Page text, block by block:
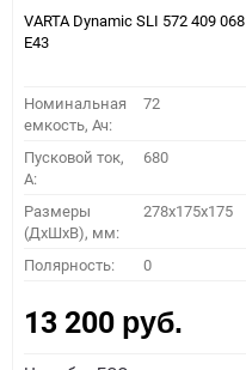
VARTA Dynamic SLI 572 409 068
E43
Номинальная
емкость, Ач:
72
Пусковой ток,
A:
680
Размеры
(ДхШхВ), мм:
278x175x175
Полярность: 0
13 200 руб.